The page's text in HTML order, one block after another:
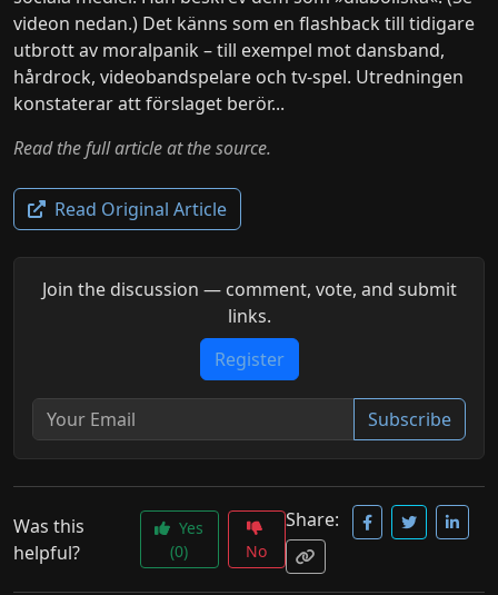
videon nedan.) Det känns som en flashback till tidigare
utbrott av moralpanik – till exempel mot dansband,
hårdrock, videobandspelare och tv-spel. Utredningen
konstaterar att förslaget berör...
Read the full article at the source.
Read Original Article
Join the discussion — comment, vote, and submit
links.
Register
Subscribe
Was this
helpful?
Yes
(0)
No
Share: